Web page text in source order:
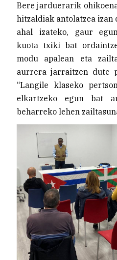
Bere jarduerarik
hitzaldiak antolatzea izan
ahal izateko, gaur
kuota txiki bat
modu apalean eta
aurrera jarraitzen dute
“Langile klaseko
elkartzeko egun bat
beharreko lehen